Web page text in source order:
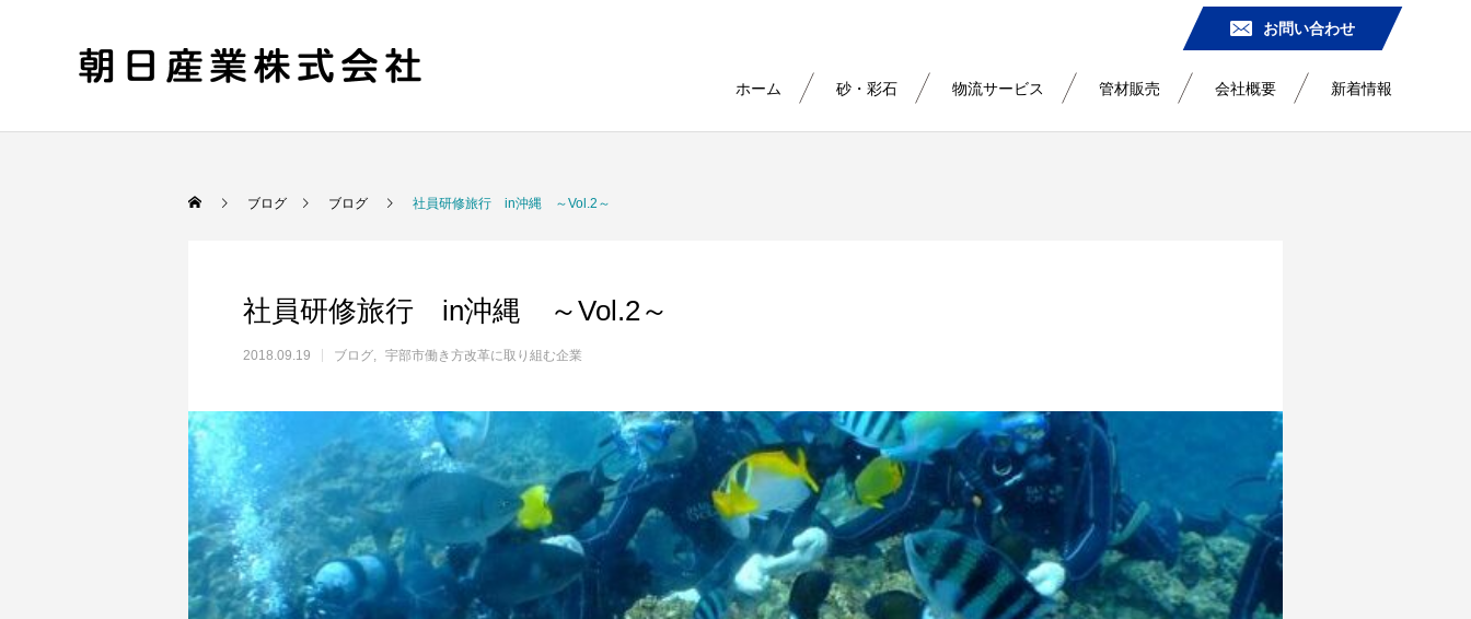
お問い合わせ
ホーム 砂・彩石 物流サービス 管材販売 会社概要 新着情報
ブログ ブログ 社員研修旅行 in沖縄 ～Vol.2～
社員研修旅行 in沖縄 ～Vol.2～
2018.09.19 ブログ 宇部市働き方改革に取り組む企業